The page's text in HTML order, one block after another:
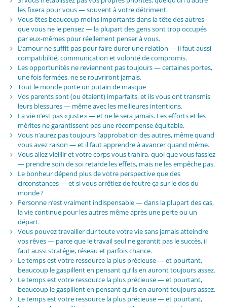
les fixera pour vous — souvent à votre détriment.
Vous êtes beaucoup moins importants dans la tête des autres
que vous ne le pensez — la plupart des gens sont trop occupés
par eux-mêmes pour réellement penser à vous.
L’amour ne suffit pas pour faire durer une relation — il faut aussi
compatibilité, communication et volonté de compromis.
Les opportunités ne reviennent pas toujours — certaines portes,
une fois fermées, ne se rouvriront jamais.
Tout le monde porte un putain de masque
Vos parents sont (ou étaient) imparfaits, et ils vous ont transmis
leurs blessures — même avec les meilleures intentions.
La vie n’est pas « juste » — et ne le sera jamais. Les efforts et les
mérites ne garantissent pas une récompense équitable.
Vous n’aurez pas toujours l’approbation des autres, même quand
vous avez raison — et il faut apprendre à avancer quand même.
Vous allez vieillir et votre corps vous trahira, quoi que vous fassiez
— prendre soin de soi retarde les effets, mais ne les empêche pas.
Le bonheur dépend plus de votre perspective que des
circonstances — et si vous arrêtiez de foutre ça sur le dos du
monde ?
Personne n’est vraiment indispensable — dans la plupart des cas,
la vie continue pour les autres même après une perte ou un
départ.
Vous pouvez travailler dur toute votre vie sans jamais atteindre
vos rêves — parce que le travail seul ne garantit pas le succès, il
faut aussi stratégie, réseau et parfois chance.
Le temps est votre ressource la plus précieuse — et pourtant,
beaucoup le gaspillent en pensant qu’ils en auront toujours assez.
Le temps est votre ressource la plus précieuse — et pourtant,
beaucoup le gaspillent en pensant qu’ils en auront toujours assez.
Le temps est votre ressource la plus précieuse — et pourtant,